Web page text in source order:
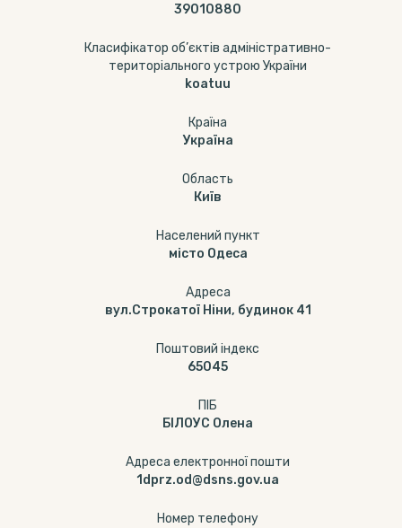
39010880
Класифікатор об’єктів адміністративно-
територіального устрою України
koatuu
Країна
Україна
Область
Київ
Населений пункт
місто Одеса
Адреса
вул.Строкатої Ніни, будинок 41
Поштовий індекс
65045
ПІБ
БІЛОУС Олена
Адреса електронної пошти
1dprz.od@dsns.gov.ua
Номер телефону